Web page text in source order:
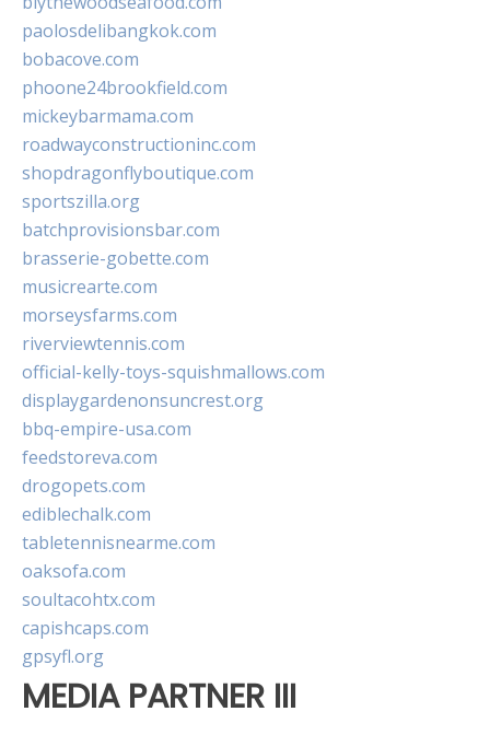
paolosdelibangkok.com
bobacove.com
phoone24brookfield.com
mickeybarmama.com
roadwayconstructioninc.com
shopdragonflyboutique.com
sportszilla.org
batchprovisionsbar.com
brasserie-gobette.com
musicrearte.com
morseysfarms.com
riverviewtennis.com
official-kelly-toys-squishmallows.com
displaygardenonsuncrest.org
bbq-empire-usa.com
feedstoreva.com
drogopets.com
ediblechalk.com
tabletennisnearme.com
oaksofa.com
soultacohtx.com
capishcaps.com
gpsyfl.org
MEDIA PARTNER III